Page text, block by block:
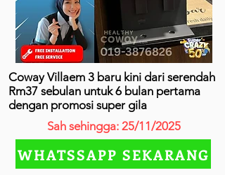
Coway Villaem 3 baru kini dari serendah
Rm37 sebulan untuk 6 bulan pertama
dengan promosi super gila
Sah sehingga: 25/11/2025
WHATSSAPP SEKARANG